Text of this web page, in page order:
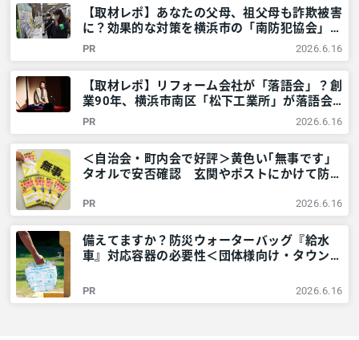
【取材レポ】あなたの父母、祖父母も詐欺被害
に？効果的な対策を横浜市の「南防犯協会」に
教えてもらいました！ – 神奈川・東京多摩の
ご近所情報 – レアリア
PR 2026.6.16
【取材レポ】リフォーム会社が「落語会」？創
業90年、横浜市南区「松下工業所」が落語会
を開くワケ – 神奈川・東京多摩のご近所情報
– レアリア
PR 2026.6.16
＜自治会・町内会で好評＞黄色い｢無事です｣
タオルで安否確認 玄関やポストにかけて防災
アリア
PR 2026.6.16
備えてますか？防災ウォーターバッグ『給水
車』対応容器の必要性＜団体様向け・タウンニ
多摩のご近所情報 – レアリア
PR 2026.6.16